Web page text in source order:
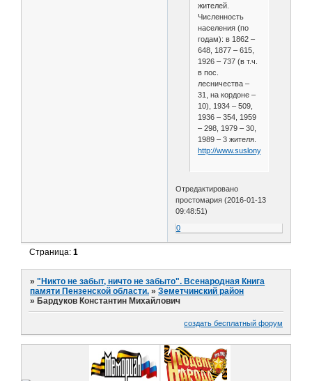
жителей.
Численность
населения (по
годам): в 1862 –
648, 1877 – 615,
1926 – 737 (в т.ч.
в пос.
лесничества –
31, на кордоне –
10), 1934 – 509,
1936 – 354, 1959
– 298, 1979 – 30,
1989 – 3 жителя.
http://www.suslony.ru/
Отредактировано
простомария (2016-01-13
09:48:51)
0
Страница:1
»"Никто не забыт, ничто не забыто". Всенародная Книга
памяти Пензенской области. »Земетчинский район
» Бардуков Константин Михайлович
создать бесплатный форум